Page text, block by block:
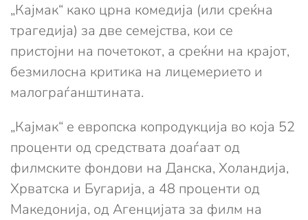
„Кајмак“ како црна комедија (или среќна
трагедија) за две семејства, кои се
пристојни на почетокот, а среќни на крајот,
безмилосна критика на лицемерието и
малограѓанштината.
„Кајмак“ е европска копродукција во која 52
проценти од средствата доаѓаат од
филмските фондови на Данска, Холандија,
Хрватска и Бугарија, а 48 проценти од
Македонија, од Агенцијата за филм на